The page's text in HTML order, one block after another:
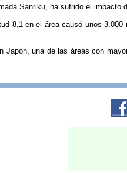
Sanriku, ha sufrido el
8,1 en el área causó unos
Japón, una de las áreas con